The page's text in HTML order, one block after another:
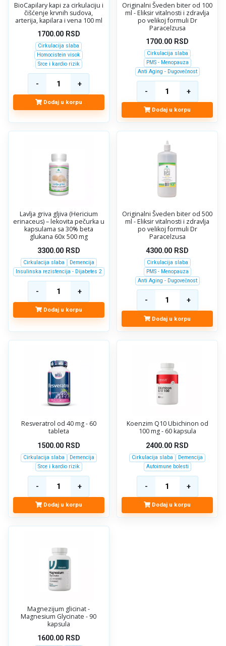
BioCapilary kapi za cirkulaciju i
čišćenje krvnih sudova,
arterija, kapilara i vena 100 ml
1700.00RSD
Cirkulacija slaba
Homocistein visok
Srce i kardio rizik
Dodaj u korpu
Originalni Šveden biter od 100
ml - Eliksir vitalnosti i zdravlja
po velikoj formuli Dr
Paracelzusa
1700.00 RSD
Cirkulacija slaba
PMS - Menopauza
Anti Aging - Dugovečnost
Dodaj u korpu
Lavlja griva gljiva (Hericium
erinaceus) – lekovita pečurka u
kapsulama sa 30% beta
glukana 60x 500 mg
3300.00RSD
Cirkulacija slaba
Demencija
Insulinska rezistencija - Dijabetes 2
Dodaj u korpu
Originalni Šveden biter od 500
ml - Eliksir vitalnosti i zdravlja
po velikoj formuli Dr
Paracelzusa
4300.00 RSD
Cirkulacija slaba
PMS - Menopauza
Anti Aging - Dugovečnost
Dodaj u korpu
Resveratrol od 40 mg - 60
tableta
1500.00RSD
Cirkulacija slaba
Demencija
Srce i kardio rizik
Dodaj u korpu
Koenzim Q10 Ubichinon od
100 mg - 60 kapsula
2400.00 RSD
Cirkulacija slaba
Demencija
Autoimune bolesti
Dodaj u korpu
Magnezijum glicinat -
Magnesium Glycinate - 90
kapsula
1600.00RSD